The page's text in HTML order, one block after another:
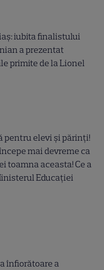
iubita finalistului
a prezentat
primite de la Lionel
pentru elevi și părinți!
mai devreme ca
toamna aceasta! Ce a
Educației
înfiorătoare a